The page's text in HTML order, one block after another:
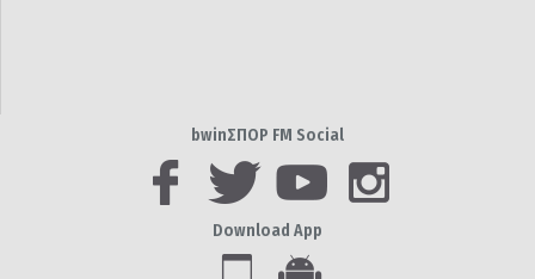
bwinΣΠΟΡ FM Social
Download App